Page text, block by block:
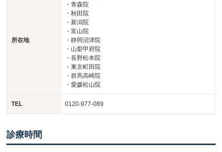
所在地
・青森院
・秋田院
・新潟院
・富山院
・静岡沼津院
・山梨甲府院
・長野松本院
・東京町田院
・群馬高崎院
・愛媛松山院
TEL 0120-977-089
診療時間